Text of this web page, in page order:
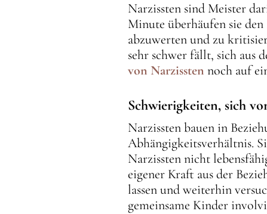
Narzissten sind Meister
Minute überhäufen sie
abzuwerten und zu
sehr schwer fällt, sich aus
von Narzissten noch auf
Schwierigkeiten, sich
Narzissten bauen in
Abhängigkeitsverhältnis.
Narzissten nicht
eigener Kraft aus der
lassen und weiterhin
gemeinsame Kinder